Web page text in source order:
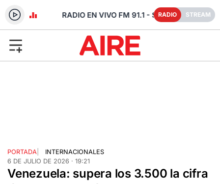
FE RADIO STREAM
PORTADA
INTERNACIONALES
6 DE JULIO DE 2026 · 19:21
Venezuela: supera los 3.500 la cifra